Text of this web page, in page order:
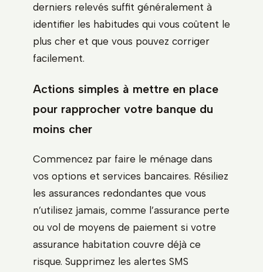
derniers relevés suffit généralement à
identifier les habitudes qui vous coûtent le
plus cher et que vous pouvez corriger
facilement.
Actions simples à mettre en place
pour rapprocher votre banque du
moins cher
Commencez par faire le ménage dans
vos options et services bancaires. Résiliez
les assurances redondantes que vous
n’utilisez jamais, comme l’assurance perte
ou vol de moyens de paiement si votre
assurance habitation couvre déjà ce
risque. Supprimez les alertes SMS